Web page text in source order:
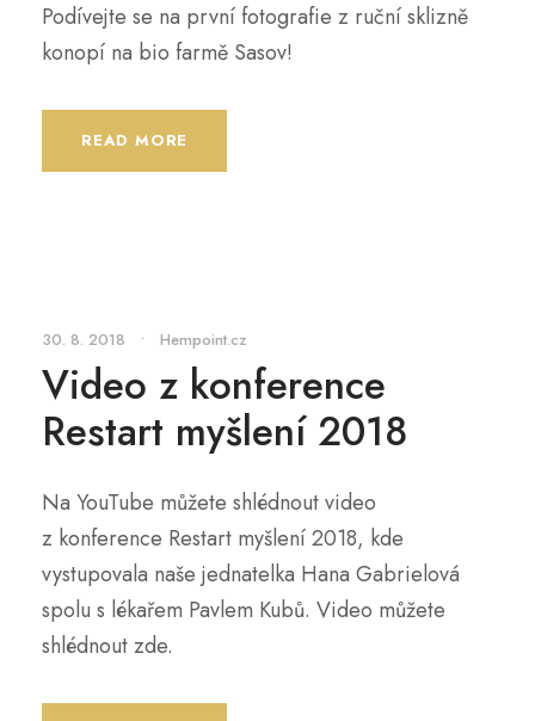
Podívejte se na první fotografie z ruční sklizně
konopí na bio farmě Sasov!
READ MORE
30. 8. 2018 • Hempoint.cz
Video z konference
Restart myšlení 2018
Na YouTube můžete shlédnout video
z konference Restart myšlení 2018, kde
vystupovala naše jednatelka Hana Gabrielová
spolu s lékařem Pavlem Kubů. Video můžete
shlédnout zde.